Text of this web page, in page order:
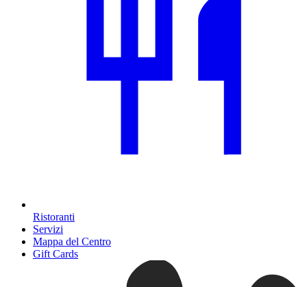
Ristoranti
Servizi
Mappa del Centro
Gift Cards